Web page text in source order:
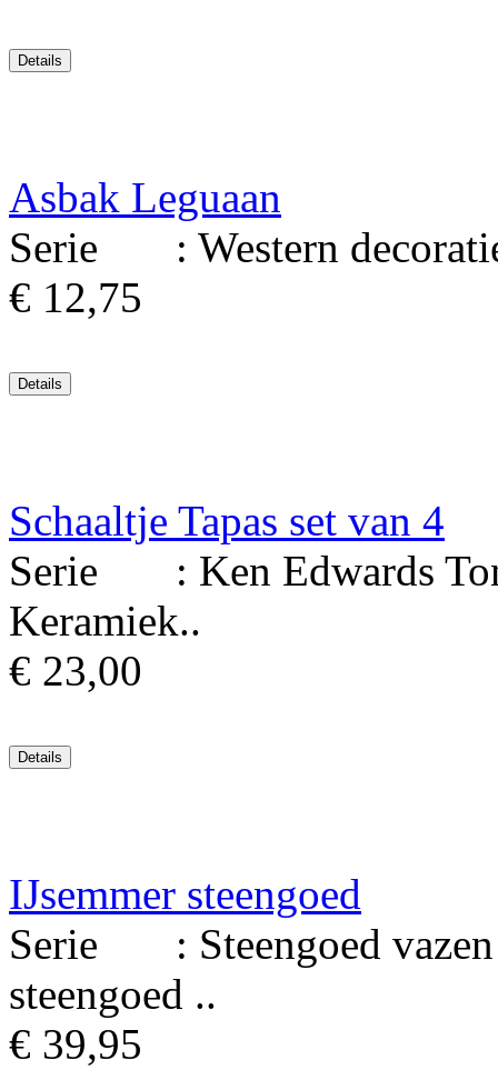
Asbak Leguaan
Serie : Western
€ 12,75
Schaaltje Tapas set van 4
Serie : Ken Edwards
Keramiek..
€ 23,00
IJsemmer steengoed
Serie : Steengoed vazen
steengoed ..
€ 39,95